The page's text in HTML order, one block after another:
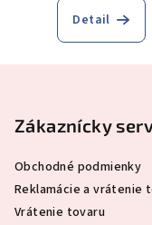
Detail
Zákaznícky
Obchodné podmienky
Reklamácie a vrátenie
Vrátenie tovaru